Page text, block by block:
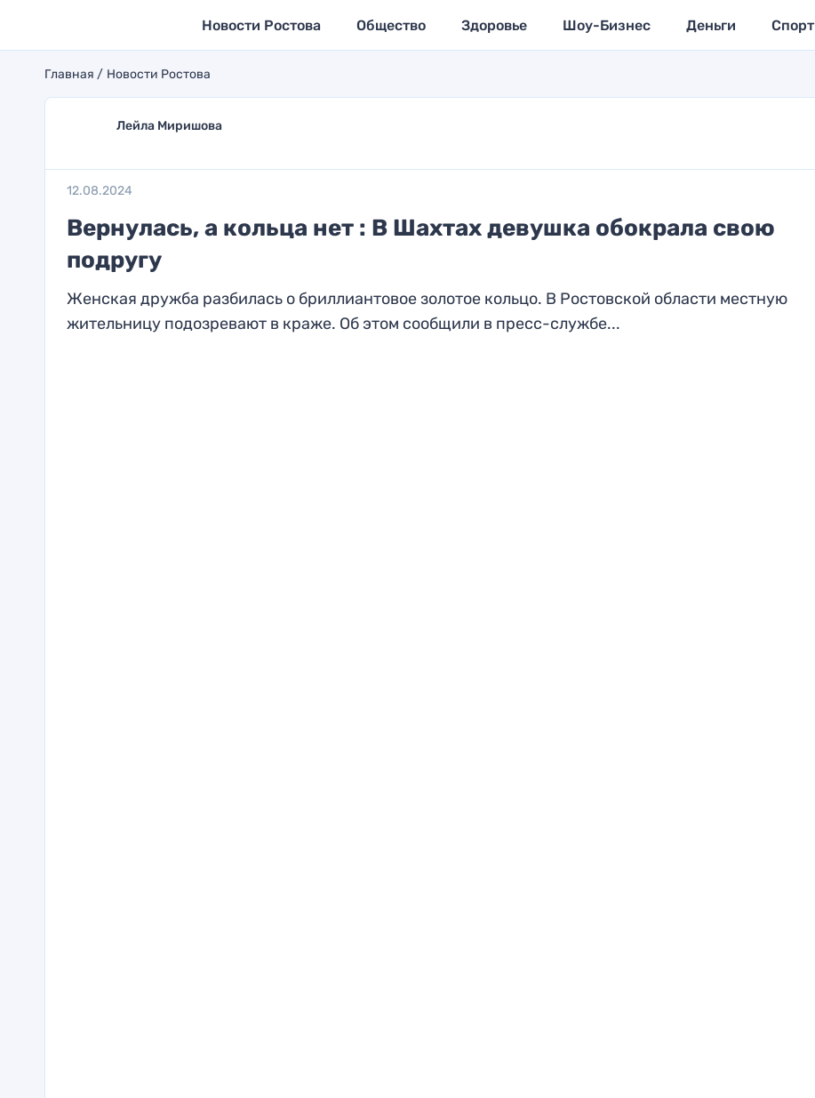
Новости Ростова Общество Здоровье Шоу-Бизнес Деньги Спорт
Главная Новости Ростова
Лейла Миришова
12.08.2024
Вернулась, а кольца нет : В Шахтах девушка обокрала свою
подругу
Женская дружба разбилась о бриллиантовое золотое кольцо. В Ростовской области местную
жительницу подозревают в краже. Об этом сообщили в пресс-службе...